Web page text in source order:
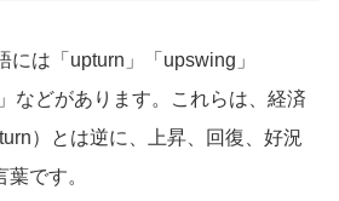
には「upturn」「upswing」
」などがあります。これらは、経済
）とは逆に、上昇、回復、好況
です。